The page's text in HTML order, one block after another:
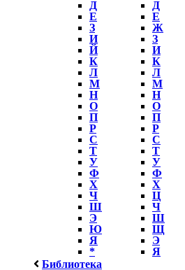
Д
Е
З
И
Й
К
Л
М
Н
О
П
Р
С
Т
У
Ф
Х
Ч
Ш
Э
Ю
Я
*
Д
Е
Ж
З
И
К
Л
М
Н
О
П
Р
С
Т
У
Ф
Х
Ц
Ч
Ш
Щ
Э
Я
Библиотека